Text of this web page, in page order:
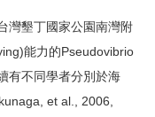
灣墾丁國家公園南灣附
能力的Pseudovibrio
有不同學者分別於海
et al., 2006,